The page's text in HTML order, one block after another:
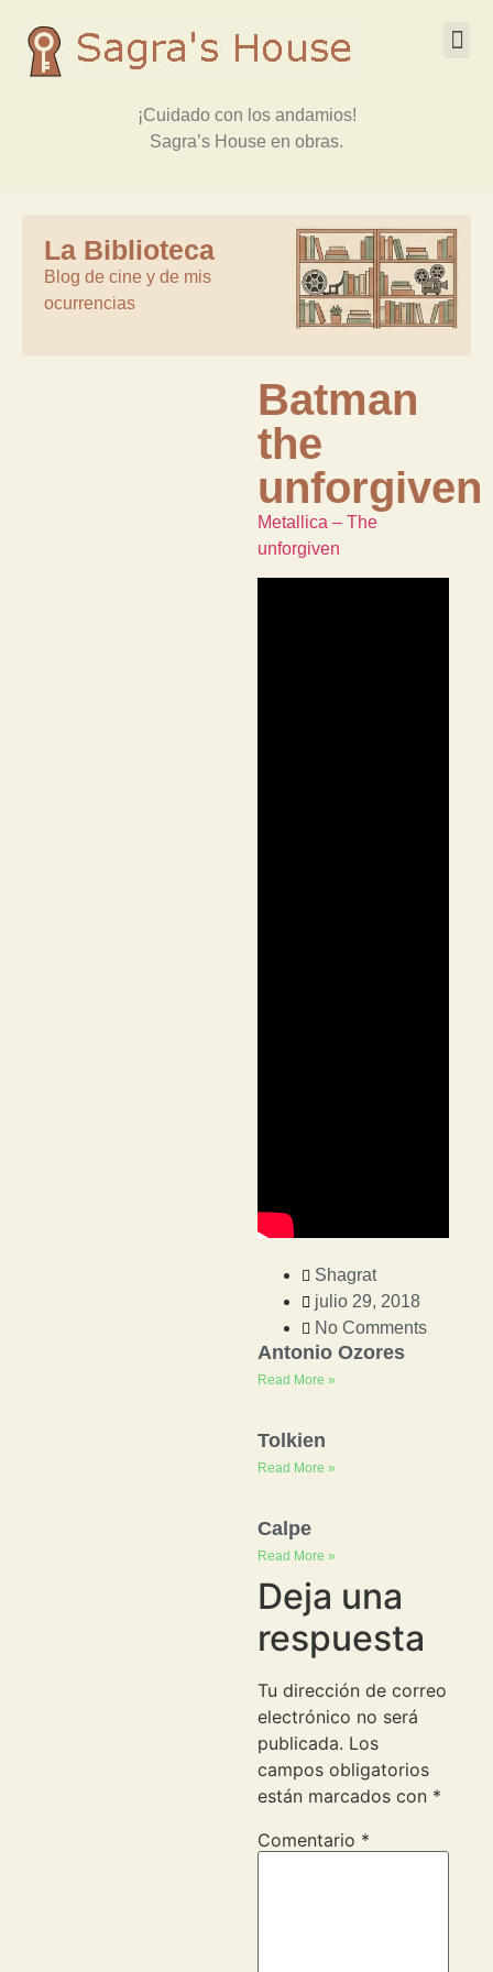
¡Cuidado con los andamios!
Sagra’s House en obras.
La Biblioteca
Blog de cine y de mis
ocurrencias
Batman
the
unforgiven
Metallica – The
unforgiven
Shagrat
julio 29, 2018
No Comments
Antonio Ozores
Read More »
Tolkien
Read More »
Calpe
Read More »
Deja una
respuesta
Tu dirección de correo
electrónico no será
publicada. Los
campos obligatorios
están marcados con *
Comentario *